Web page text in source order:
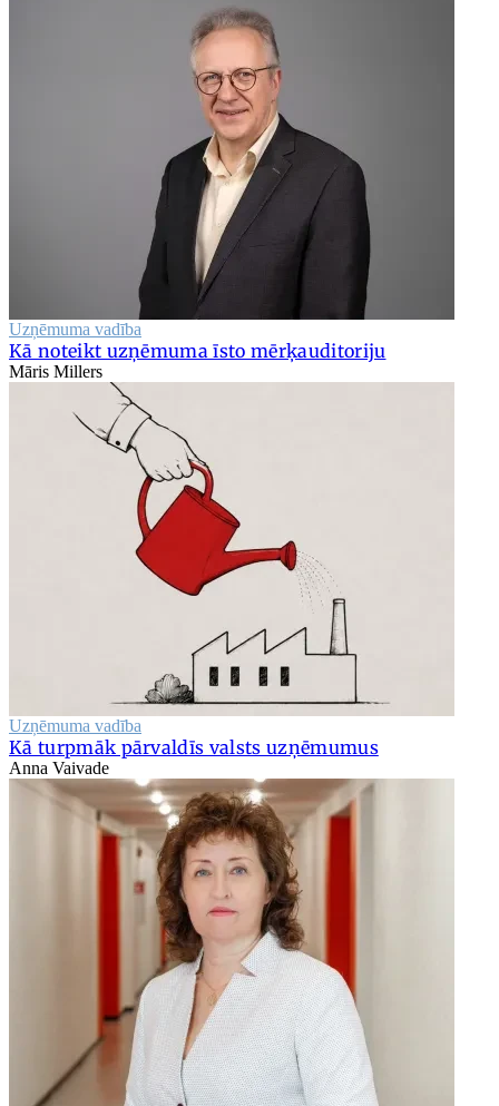
Uzņēmuma vadība
Kā noteikt uzņēmuma īsto mērķauditoriju
Māris Millers
Uzņēmuma vadība
Kā turpmāk pārvaldīs valsts uzņēmumus
Anna Vaivade